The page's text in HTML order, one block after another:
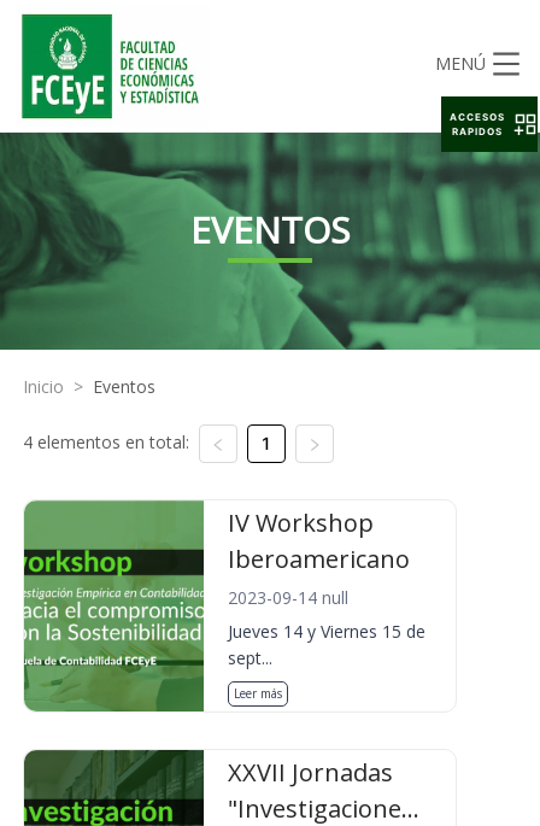
MENÚ
EVENTOS
Inicio > Eventos
4 elementos en total: 1
IV Workshop
Iberoamericano
2023-09-14 null
Jueves 14 y Viernes 15 de
sept...
Leer más
XXVII Jornadas
"Investigacione...
ACCESOS
RAPIDOS